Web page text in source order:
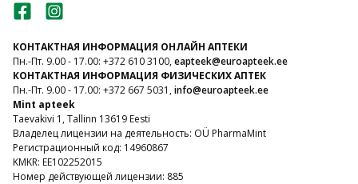
КОНТАКТНАЯ ИНФОРМАЦИЯ ОНЛАЙН АПТЕКИ
Пн.-Пт. 9.00 - 17.00: +372 610 3100,eapteek@euroapteek.ee
КОНТАКТНАЯ ИНФОРМАЦИЯ ФИЗИЧЕСКИХ АПТЕК
Пн.-Пт. 9.00 - 17.00: +372 667 5031,info@euroapteek.ee
Mint apteek
Taevakivi 1, Tallinn 13619 Eesti
Владелец лицензии на деятельность: OÜ PharmaMint
Регистрационный код: 14960867
KMKR: EE102252015
Номер действующей лицензии: 885